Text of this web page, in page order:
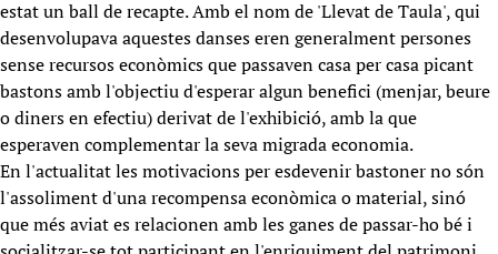
estat un ball de recapte. Amb el nom de 'Llevat de Taula', qui
desenvolupava aquestes danses eren generalment persones
sense recursos econòmics que passaven casa per casa picant
bastons amb l'objectiu d'esperar algun benefici (menjar, beure
o diners en efectiu) derivat de l'exhibició, amb la que
esperaven complementar la seva migrada economia.
En l'actualitat les motivacions per esdevenir bastoner no són
l'assoliment d'una recompensa econòmica o material, sinó
que més aviat es relacionen amb les ganes de passar-ho bé i